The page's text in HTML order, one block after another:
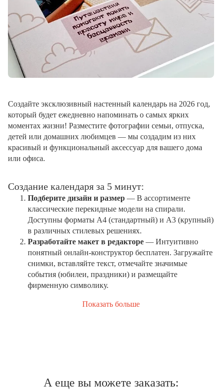
Создайте эксклюзивный настенный календарь на 2026 год,
который будет ежедневно напоминать о самых ярких
моментах жизни! Разместите фотографии семьи, отпуска,
детей или домашних любимцев — мы создадим из них
красивый и функциональный аксессуар для вашего дома
или офиса.
Создание календаря за 5 минут:
Подберите дизайн и размер — В ассортименте
классические перекидные модели на спирали.
Доступны форматы А4 (стандартный) и А3 (крупный)
в различных стилевых решениях.
Разработайте макет в редакторе — Интуитивно
понятный онлайн-конструктор бесплатен. Загружайте
снимки, вставляйте текст, отмечайте значимые
события (юбилеи, праздники) и размещайте
фирменную символику.
Показать больше
А еще вы можете заказать: